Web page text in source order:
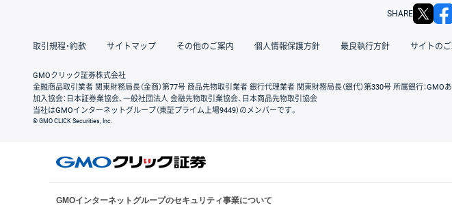
SHARE
取引規程・約款 サイトマップ その他のご案内 個人情報保護方針 最良執行方針 サイトの
GMOクリック証券株式会社
金融商品取引業者 関東財務局長（金商）第77号 商品先物取引業者 銀行代理業者 関東財務局長（銀代）第330号 所属銀行：GMO
加入協会：日本証券業協会、一般社団法人 金融先物取引業協会、日本商品先物取引協会
当社はGMOインターネットグループ（東証プライム上場9449）のメンバーです。
© GMO CLICK Securities, Inc.
GMOインターネットグループのセキュリティ事業について